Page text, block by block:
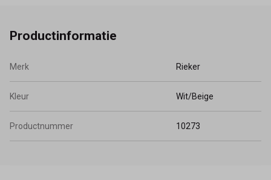
Productinformatie
Merk Rieker
Kleur Wit/Beige
Productnummer 10273